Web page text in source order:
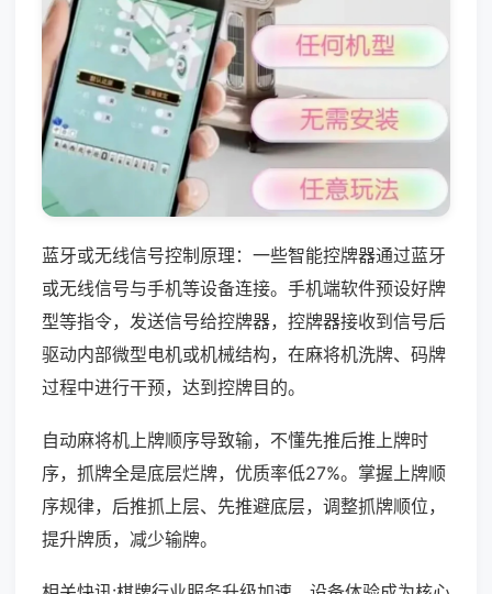
蓝牙或无线信号控制原理：一些智能控牌器通过蓝牙
或无线信号与手机等设备连接。手机端软件预设好牌
型等指令，发送信号给控牌器，控牌器接收到信号后
驱动内部微型电机或机械结构，在麻将机洗牌、码牌
过程中进行干预，达到控牌目的。
自动麻将机上牌顺序导致输，不懂先推后推上牌时
序，抓牌全是底层烂牌，优质率低27%。掌握上牌顺
序规律，后推抓上层、先推避底层，调整抓牌顺位，
提升牌质，减少输牌。